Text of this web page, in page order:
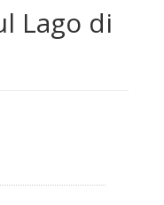
Lago di